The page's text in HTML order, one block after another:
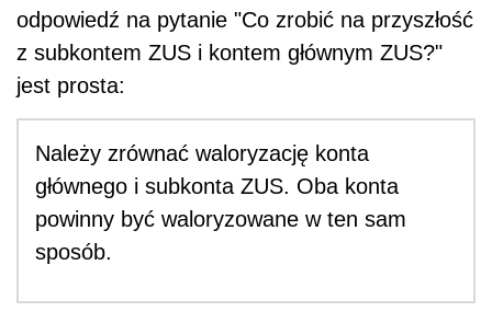
odpowiedź na pytanie "Co zrobić na przyszłość
z subkontem ZUS i kontem głównym ZUS?"
jest prosta:
Należy zrównać waloryzację konta
głównego i subkonta ZUS. Oba konta
powinny być waloryzowane w ten sam
sposób.